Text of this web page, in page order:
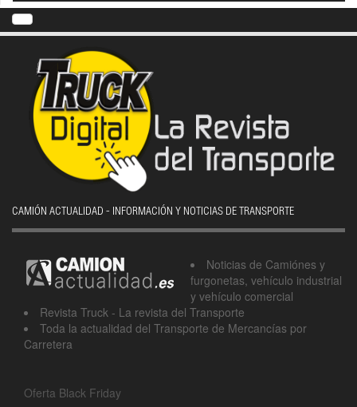
CAMIÓN ACTUALIDAD - INFORMACIÓN Y NOTICIAS DE TRANSPORTE
Noticias de Camiónes y
furgonetas, vehículo industrial
y vehículo comercial
Revista Truck - La revista del Transporte
Toda la actualidad del Transporte de Mercancías por
Carretera
Oferta Black Friday